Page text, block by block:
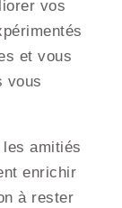
vos
et vous
vous
amitiés
enrichir
à rester